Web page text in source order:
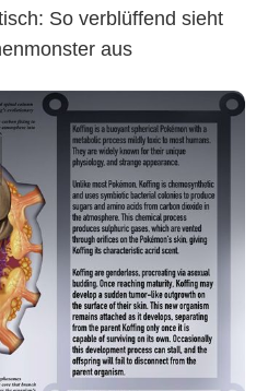
So verblüffend sieht
aus